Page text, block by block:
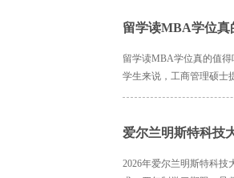
留学读MBA学位真
留学读MBA学位真的值
学生来说，工商管理硕士
爱尔兰明斯特科技
2026年爱尔兰明斯特科